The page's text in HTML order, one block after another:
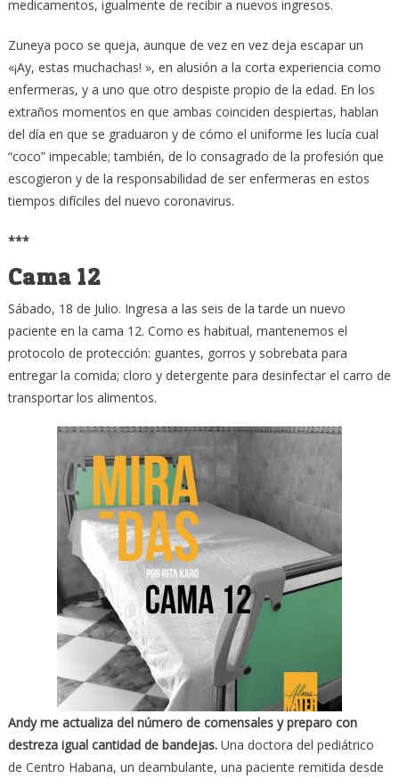
medicamentos, igualmente de recibir a nuevos ingresos.
Zuneya poco se queja, aunque de vez en vez deja escapar un
«¡Ay, estas muchachas! », en alusión a la corta experiencia como
enfermeras, y a uno que otro despiste propio de la edad. En los
extraños momentos en que ambas coinciden despiertas, hablan
del día en que se graduaron y de cómo el uniforme les lucía cual
“coco” impecable; también, de lo consagrado de la profesión que
escogieron y de la responsabilidad de ser enfermeras en estos
tiempos difíciles del nuevo coronavirus.
***
Cama 12
Sábado, 18 de Julio. Ingresa a las seis de la tarde un nuevo
paciente en la cama 12. Como es habitual, mantenemos el
protocolo de protección: guantes, gorros y sobrebata para
entregar la comida; cloro y detergente para desinfectar el carro de
transportar los alimentos.
Andy me actualiza del número de comensales y preparo con
destreza igual cantidad de bandejas.Una doctora del pediátrico
de Centro Habana, un deambulante, una paciente remitida desde